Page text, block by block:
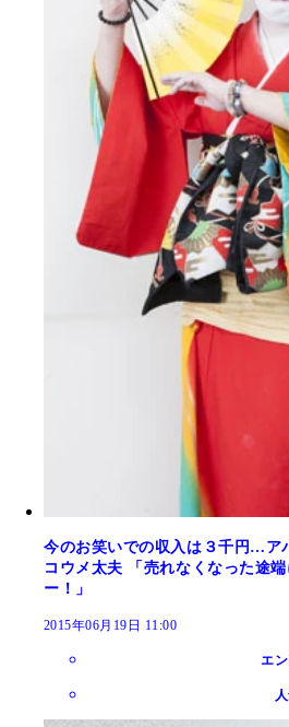
今のお笑いでの収入は３千円…ア
コウメ太夫 「売れなくなった途
ー！」
2015年06月19日 11:00
エ